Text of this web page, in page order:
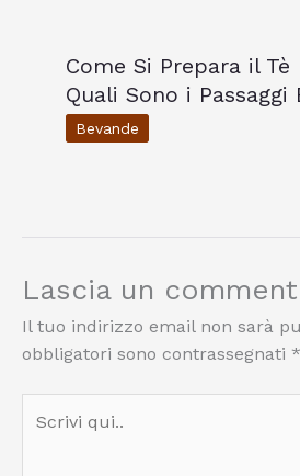
Come Si Prepara il Tè
Quali Sono i Passaggi
Bevande
Lascia un
Il tuo indirizzo email non sarà
obbligatori sono contrassegnati *
qui..